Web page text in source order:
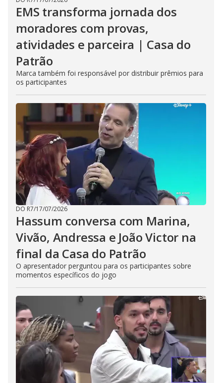
EMS transforma jornada dos
moradores com provas,
atividades e parceira | Casa do
Patrão
Marca também foi responsável por distribuir prêmios para
os participantes
DO R7/17/07/2026
Hassum conversa com Marina,
Vivão, Andressa e João Victor na
final da Casa do Patrão
O apresentador perguntou para os participantes sobre
momentos específicos do jogo